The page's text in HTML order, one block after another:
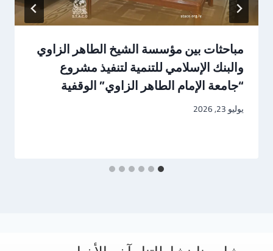
مباحثات بين مؤسسة الشيخ الطاهر الزاوي
والبنك الإسلامي للتنمية لتنفيذ مشروع
“جامعة الإمام الطاهر الزاوي” الوقفية
يوليو 23, 2026